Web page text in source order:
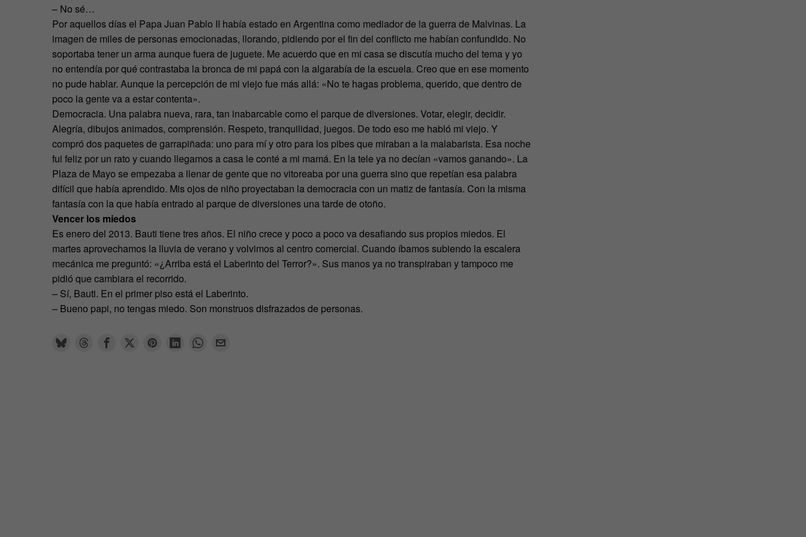
– No sé…
Por aquellos días el Papa Juan Pablo II había estado en Argentina como mediador de la guerra de Malvinas. La
imagen de miles de personas emocionadas, llorando, pidiendo por el fin del conflicto me habían confundido. No
soportaba tener un arma aunque fuera de juguete. Me acuerdo que en mi casa se discutía mucho del tema y yo
no entendía por qué contrastaba la bronca de mi papá con la algarabía de la escuela. Creo que en ese momento
no pude hablar. Aunque la percepción de mi viejo fue más allá: «No te hagas problema, querido, que dentro de
poco la gente va a estar contenta».
Democracia. Una palabra nueva, rara, tan inabarcable como el parque de diversiones. Votar, elegir, decidir.
Alegría, dibujos animados, comprensión. Respeto, tranquilidad, juegos. De todo eso me habló mi viejo. Y
compró dos paquetes de garrapiñada: uno para mí y otro para los pibes que miraban a la malabarista. Esa noche
fui feliz por un rato y cuando llegamos a casa le conté a mi mamá. En la tele ya no decían «vamos ganando». La
Plaza de Mayo se empezaba a llenar de gente que no vitoreaba por una guerra sino que repetían esa palabra
difícil que había aprendido. Mis ojos de niño proyectaban la democracia con un matiz de fantasía. Con la misma
fantasía con la que había entrado al parque de diversiones una tarde de otoño.
Vencer los miedos
Es enero del 2013. Bauti tiene tres años. El niño crece y poco a poco va desafiando sus propios miedos. El
martes aprovechamos la lluvia de verano y volvimos al centro comercial. Cuando íbamos subiendo la escalera
mecánica me preguntó: «¿Arriba está el Laberinto del Terror?». Sus manos ya no transpiraban y tampoco me
pidió que cambiara el recorrido.
– Sí, Bauti. En el primer piso está el Laberinto.
– Bueno papi, no tengas miedo. Son monstruos disfrazados de personas.